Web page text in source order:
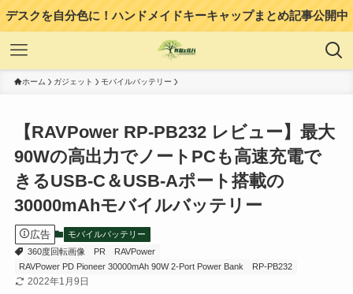
デスクを自分色に！ハンドメイドキーキャップまとめ記事公開中
ホーム ガジェット モバイルバッテリー
【RAVPower RP-PB232 レビュー】最大
90Wの高出力でノートPCも高速充電で
きるUSB-C＆USB-Aポート搭載の
30000mAhモバイルバッテリー
広告
モバイルバッテリー
360度回転画像
PR
RAVPower
RAVPower PD Pioneer 30000mAh 90W 2-Port Power Bank
RP-PB232
2022年1月9日